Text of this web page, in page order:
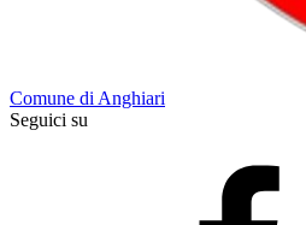
Comune di Anghiari
Seguici su